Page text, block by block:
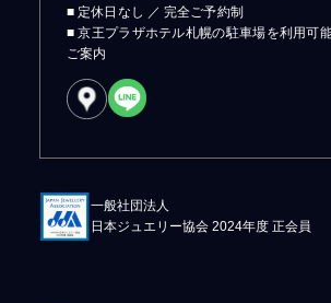
■ 定休日なし ／ 完全ご予約制
■ 京王プラザホテル札幌の駐車場を利用可
ご案内
一般社団法人
日本ジュエリー協会 2024年度 正会員